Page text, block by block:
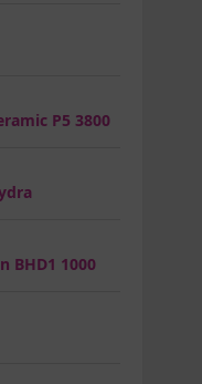
P5 3800
BHD1 1000